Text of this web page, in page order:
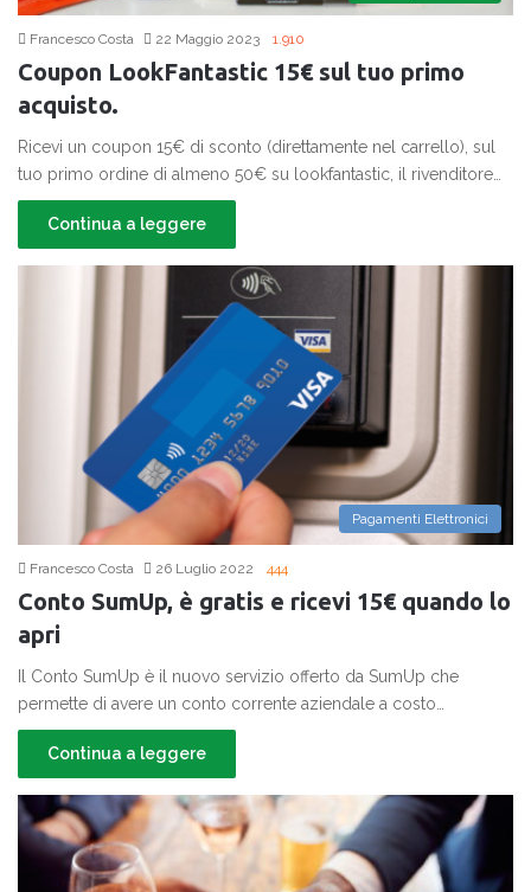
Francesco Costa 22 Maggio 2023 1.910
Coupon LookFantastic 15€ sul tuo primo
acquisto.
Ricevi un coupon 15€ di sconto (direttamente nel carrello), sul
tuo primo ordine di almeno 50€ su lookfantastic, il rivenditore…
Continua a leggere
Pagamenti Elettronici
Francesco Costa 26 Luglio 2022 444
Conto SumUp, è gratis e ricevi 15€ quando lo
apri
Il Conto SumUp è il nuovo servizio offerto da SumUp che
permette di avere un conto corrente aziendale a costo…
Continua a leggere